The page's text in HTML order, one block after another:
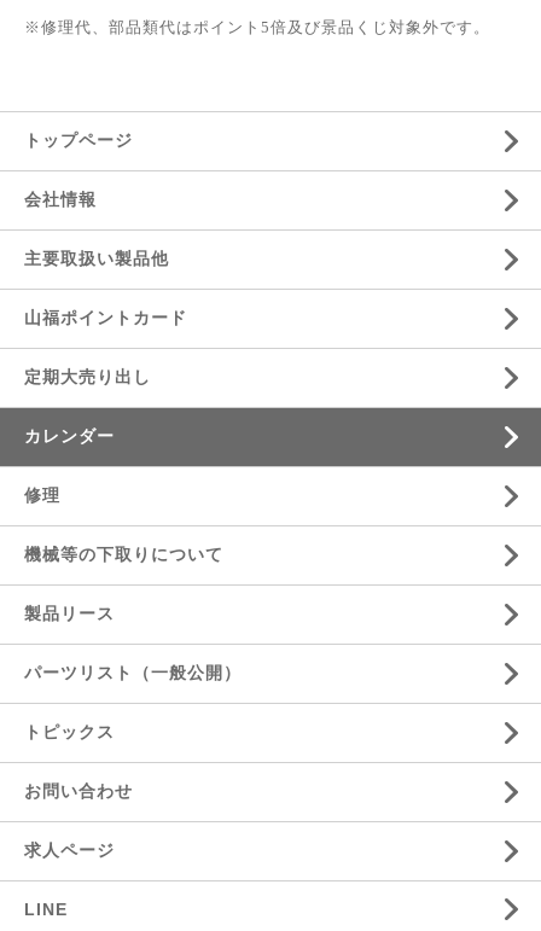
※修理代、部品類代はポイント5倍及び景品くじ対象外です。
トップページ
会社情報
主要取扱い製品他
山福ポイントカード
定期大売り出し
カレンダー
修理
機械等の下取りについて
製品リース
パーツリスト（一般公開）
トピックス
お問い合わせ
求人ページ
LINE